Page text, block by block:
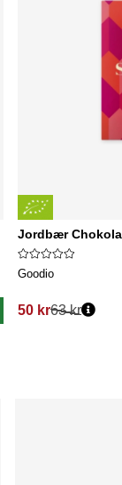
Jordbær
Goodio
50 kr63 kr